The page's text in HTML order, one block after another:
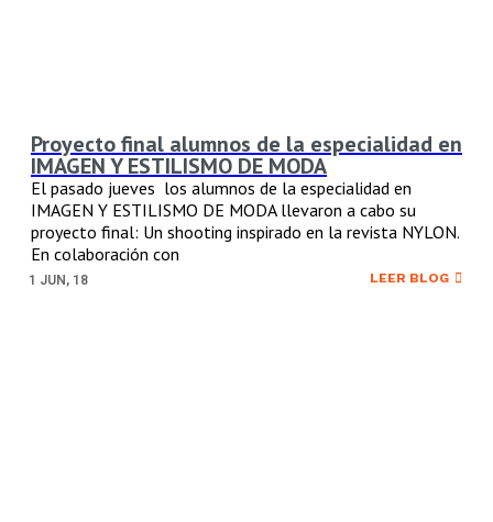
Proyecto final alumnos de la especialidad en
IMAGEN Y ESTILISMO DE MODA
1 JUN, 18
El pasado jueves los alumnos de la especialidad en
IMAGEN Y ESTILISMO DE MODA llevaron a cabo su
proyecto final: Un shooting inspirado en la revista NYLON.
En colaboración con
LEER BLOG